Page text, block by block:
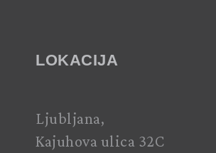
LOKACIJA
Ljubljana,
Kajuhova ulica 32C